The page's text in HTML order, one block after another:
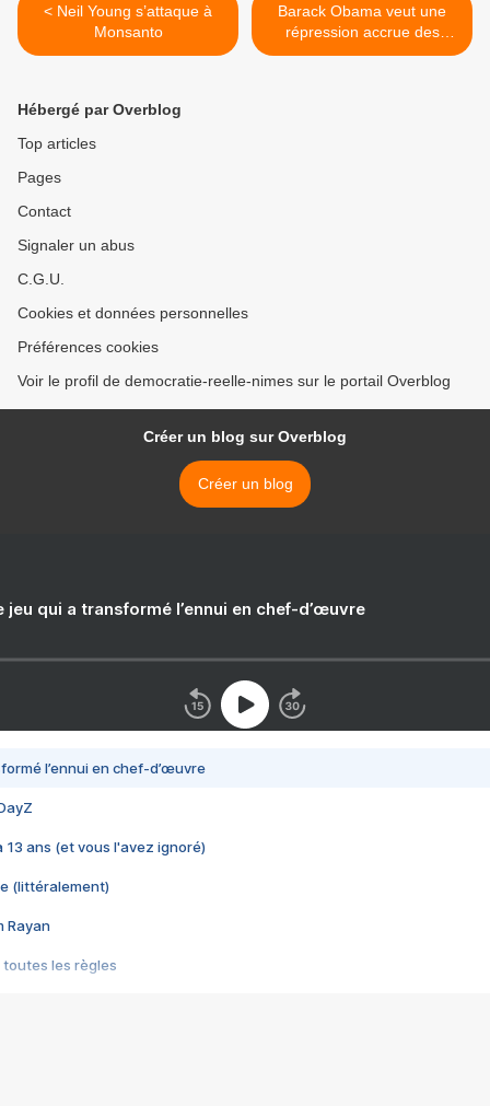
< Neil Young s’attaque à
Monsanto
Barack Obama veut une
répression accrue des
hackers (alors que de
Hébergé par Overblog
Top articles
Pages
Contact
Signaler un abus
C.G.U.
Cookies et données personnelles
Préférences cookies
Voir le profil de democratie-reelle-nimes sur le portail Overblog
Créer un blog sur Overblog
Créer un blog
jeu qui a transformé l’ennui en chef-d’œuvre
l’ennui en chef-d’œuvre
13 ans (et vous l'avez ignoré)
(littéralement)
Rayan
toutes les règles